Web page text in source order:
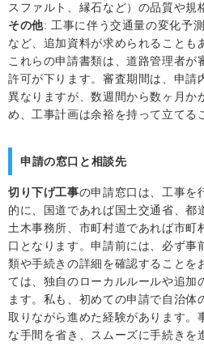
スファルト、縁石など）の品質や規
その他: 工事に伴う交通量の変化予
など、追加資料が求められることも
これらの申請書類は、道路管理者が
許可が下ります。審査期間は、申請
異なりますが、数週間から数ヶ月か
め、工事計画は余裕を持って立てる
申請の窓口と相談先
切り下げ工事の申請窓口は、工事を
的に、国道であれば国土交通省、都
土木事務所、市町村道であれば市町
口となります。申請前には、必ず事
類や手続きの詳細を確認することを
ては、独自のローカルルールや追加
ます。私も、初めての申請で自治体
取りながら進めた経験があります。
な手間を省き、スムーズに手続きを